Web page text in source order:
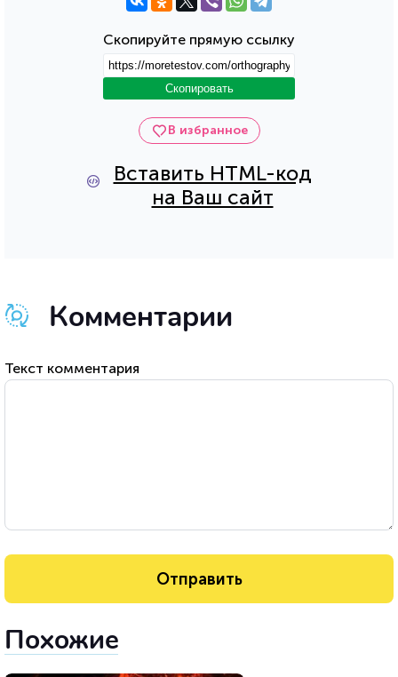
В избранное
Вставить HTML-код
на Ваш сайт
Скопируйте прямую ссылку
Скопировать
Комментарии
Текст комментария
Похожие